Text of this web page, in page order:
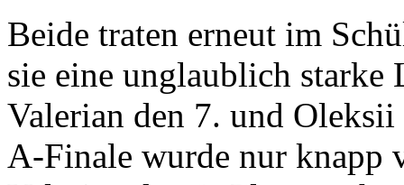
Beide traten erneut im
sie eine unglaublich
Valerian den 7. und
A-Finale wurde nur knapp